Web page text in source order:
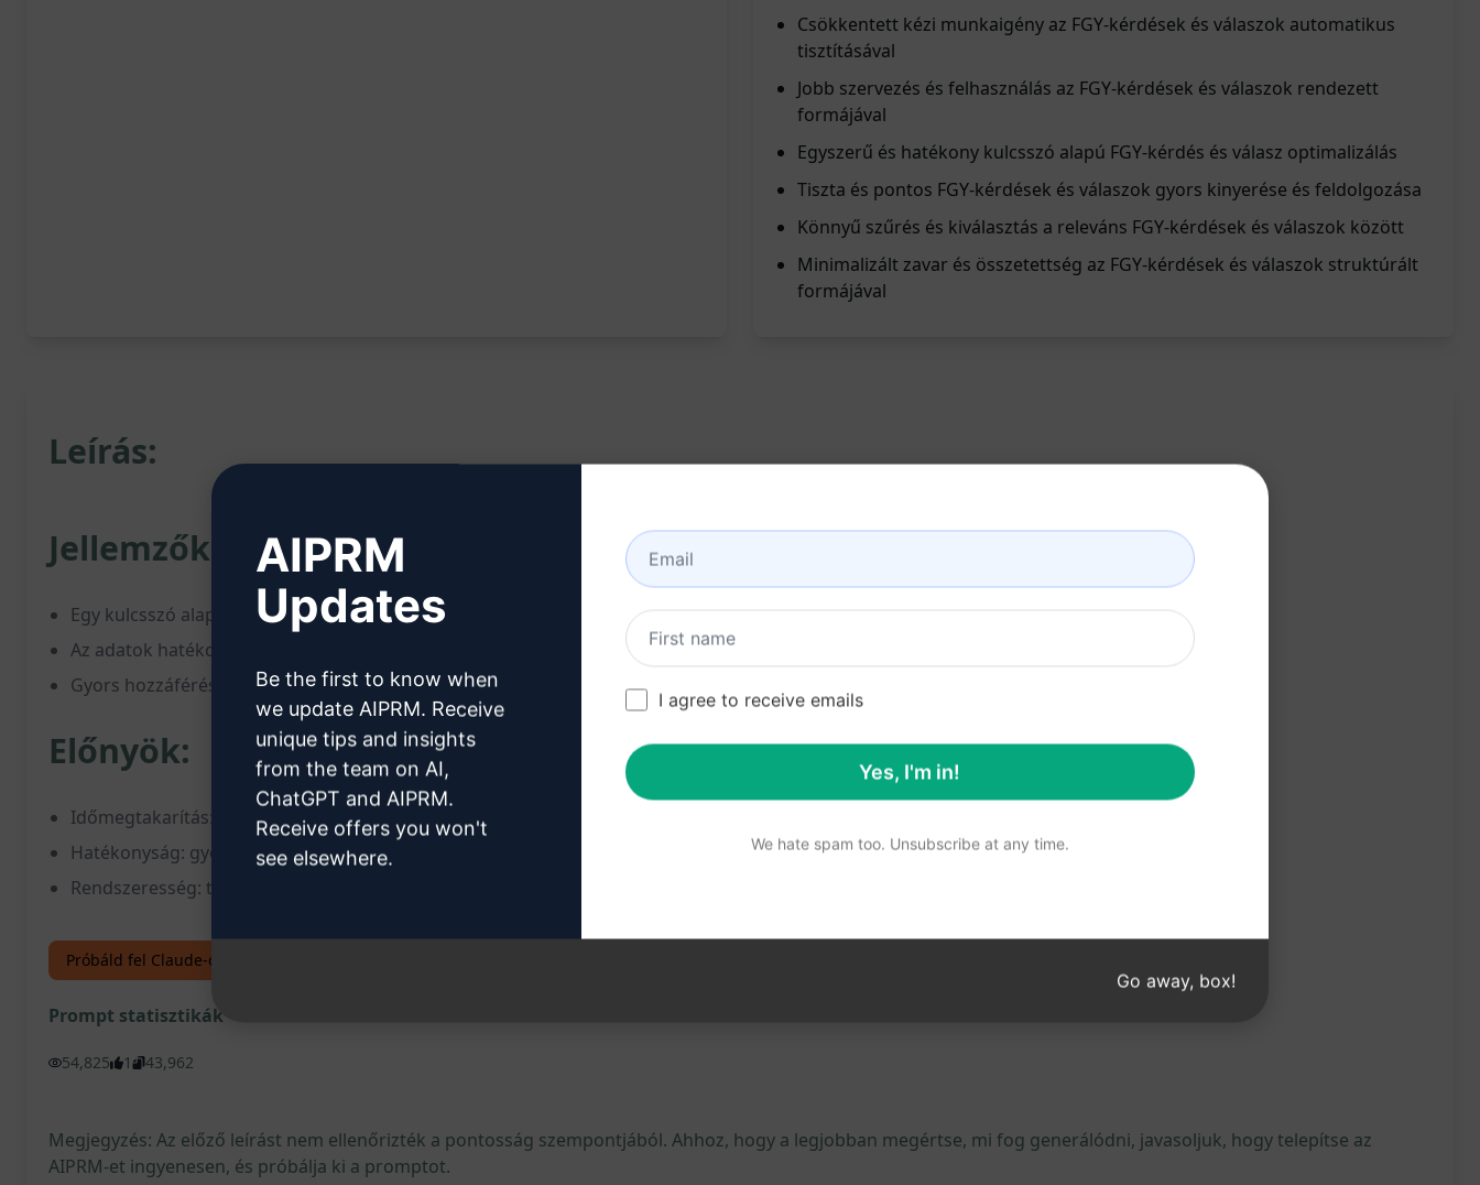
Csökkentett kézi munkaigény az FGY-kérdések és válaszok automatikus
tisztításával
Jobb szervezés és felhasználás az FGY-kérdések és válaszok rendezett
formájával
Egyszerű és hatékony kulcsszó alapú FGY-kérdés és válasz optimalizálás
Tiszta és pontos FGY-kérdések és válaszok gyors kinyerése és feldolgozása
Könnyű szűrés és kiválasztás a releváns FGY-kérdések és válaszok között
Minimalizált zavar és összetettség az FGY-kérdések és válaszok struktúrált
formájával
Leírás:
Jellemzők:
Egy kulcsszó alapján tiszta és rendezett GyIK-kérdések és válaszok kinyerése
Az adatok hatékonyan szűrhetők és strukturáltan megjelenítve
Gyors hozzáférés az összes releváns információhoz egyetlen kulcsszó alapján
Előnyök:
Időmegtakarítás: azonnali hozzáférés a szükséges információkhoz
Hatékonyság: gyors és strukturált válaszok egyetlen keresési kulcsszóval
Rendszeresség: tiszta és rendezett GyIK-keresés minden egyes keresésnél
Próbáld fel Claude-ot
Prompt statisztikák
54,825 1 43,962
Megjegyzés: Az előző leírást nem ellenőrizték a pontosság szempontjából. Ahhoz, hogy a legjobban megértse, mi fog generálódni, javasoljuk, hogy telepítse az
AIPRM-et ingyenesen, és próbálja ki a promptot.
AIPRM
Updates
Be the first to know when
we update AIPRM. Receive
unique tips and insights
from the team on AI,
ChatGPT and AIPRM.
Receive offers you won't
see elsewhere.
I agree to receive emails
Yes, I'm in!
We hate spam too. Unsubscribe at any time.
Go away, box!